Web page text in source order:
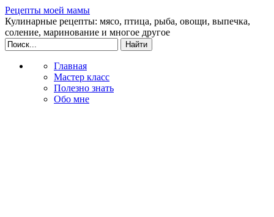
Рецепты моей мамы
Кулинарные рецепты: мясо, птица, рыба, овощи, выпечка,
соление, маринование и многое другое
Главная
Мастер класс
Полезно знать
Обо мне